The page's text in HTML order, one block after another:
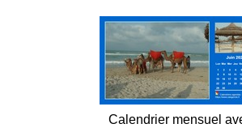
Calendrier mensuel